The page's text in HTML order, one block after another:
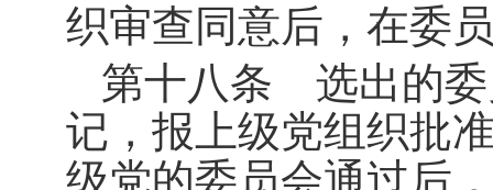
织审查同意后，在委
第十八条 选出的委
记，报上级党组织批
级党的委员会通过后